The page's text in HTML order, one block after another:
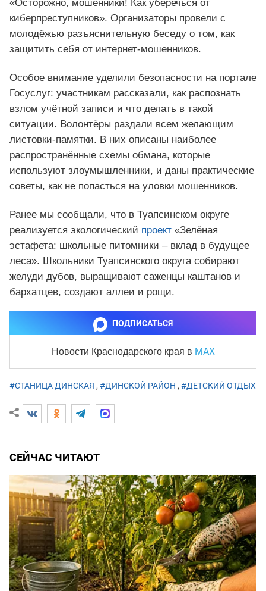
«Осторожно, мошенники! Как уберечься от
киберпреступников». Организаторы провели с
молодёжью разъяснительную беседу о том, как
защитить себя от интернет-мошенников.
Особое внимание уделили безопасности на портале
Госуслуг: участникам рассказали, как распознать
взлом учётной записи и что делать в такой
ситуации. Волонтёры раздали всем желающим
листовки-памятки. В них описаны наиболее
распространённые схемы обмана, которые
используют злоумышленники, и даны практические
советы, как не попасться на уловки мошенников.
Ранее мы сообщали, что в Туапсинском округе
реализуется экологический проект «Зелёная
эстафета: школьные питомники – вклад в будущее
леса». Школьники Туапсинского округа собирают
желуди дубов, выращивают саженцы каштанов и
бархатцев, создают аллеи и рощи.
ПОДПИСАТЬСЯ
Новости Краснодарского края в MAX
#СТАНИЦА ДИНСКАЯ , #ДИНСКОЙ РАЙОН , #ДЕТСКИЙ ОТДЫХ
СЕЙЧАС ЧИТАЮТ